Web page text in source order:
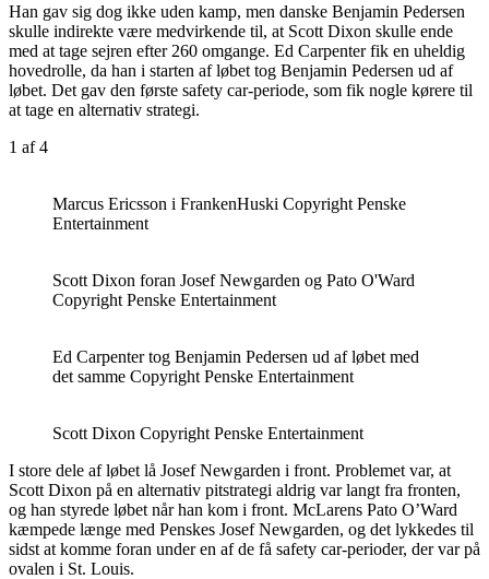
Han gav sig dog ikke uden kamp, men danske Benjamin Pedersen
skulle indirekte være medvirkende til, at Scott Dixon skulle ende
med at tage sejren efter 260 omgange. Ed Carpenter fik en uheldig
hovedrolle, da han i starten af løbet tog Benjamin Pedersen ud af
løbet. Det gav den første safety car-periode, som fik nogle kørere til
at tage en alternativ strategi.
1 af 4
Marcus Ericsson i FrankenHuski Copyright Penske
Entertainment
Scott Dixon foran Josef Newgarden og Pato O'Ward
Copyright Penske Entertainment
Ed Carpenter tog Benjamin Pedersen ud af løbet med
det samme Copyright Penske Entertainment
Scott Dixon Copyright Penske Entertainment
I store dele af løbet lå Josef Newgarden i front. Problemet var, at
Scott Dixon på en alternativ pitstrategi aldrig var langt fra fronten,
og han styrede løbet når han kom i front. McLarens Pato O’Ward
kæmpede længe med Penskes Josef Newgarden, og det lykkedes til
sidst at komme foran under en af de få safety car-perioder, der var på
ovalen i St. Louis.